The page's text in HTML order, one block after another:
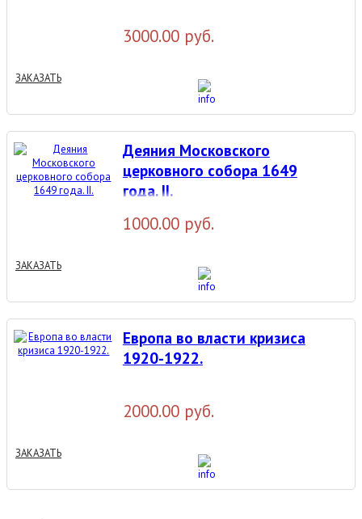
3000.00 руб.
ЗАКАЗАТЬ
Деяния Московского
церковного собора 1649
года. II.
1000.00 руб.
ЗАКАЗАТЬ
Европа во власти кризиса
1920-1922.
2000.00 руб.
ЗАКАЗАТЬ